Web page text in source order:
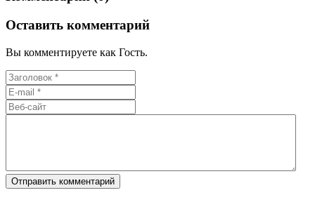
Оставить комментарий
Вы комментируете как Гость.